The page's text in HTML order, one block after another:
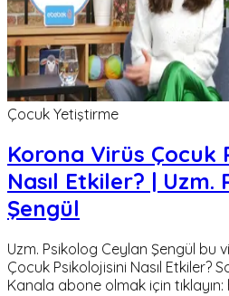
Çocuk Yetiştirme
Korona Virüs Çocuk
Nasıl Etkiler? | Uzm.
Şengül
Uzm. Psikolog Ceylan Şengül bu
Çocuk Psikolojisini Nasıl Etkiler?
Kanala abone olmak için